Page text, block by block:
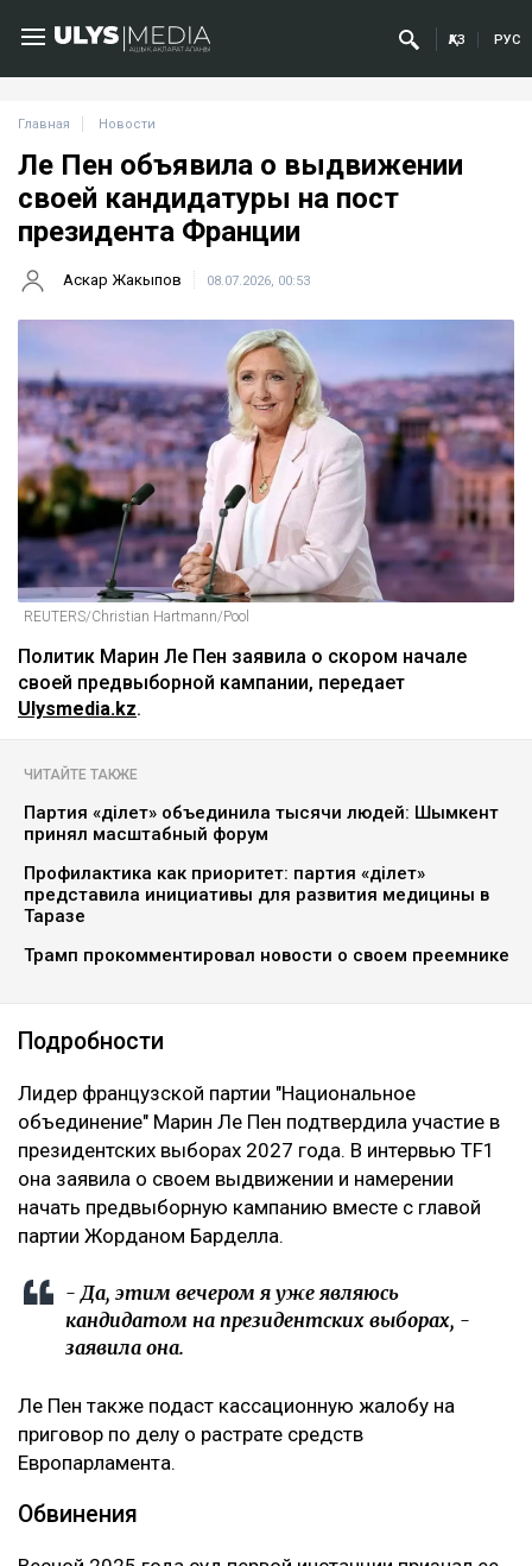
ҚАЗ РУС
Главная Новости
Ле Пен объявила о выдвижении
своей кандидатуры на пост
президента Франции
Аскар Жакыпов 08.07.2026, 00:53
REUTERS/Christian Hartmann/Pool
Политик Марин Ле Пен заявила о скором начале
своей предвыборной кампании, передает
Ulysmedia.kz.
ЧИТАЙТЕ ТАКЖЕ
Партия «Әділет» объединила тысячи людей: Шымкент
принял масштабный форум
Профилактика как приоритет: партия «Әділет»
представила инициативы для развития медицины в
Таразе
Трамп прокомментировал новости о своем преемнике
Подробности
Лидер французской партии "Национальное
объединение" Марин Ле Пен подтвердила участие в
президентских выборах 2027 года. В интервью TF1
она заявила о своем выдвижении и намерении
начать предвыборную кампанию вместе с главой
партии Жорданом Барделла.
- Да, этим вечером я уже являюсь
кандидатом на президентских выборах, -
заявила она.
Ле Пен также подаст кассационную жалобу на
приговор по делу о растрате средств
Европарламента.
Обвинения